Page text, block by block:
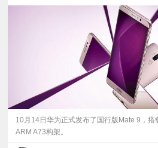
10月14日华为正式发布了国行版Mate 9，
ARM A73构架。